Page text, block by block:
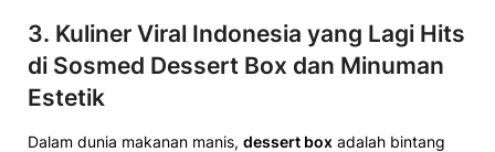
3. Kuliner Viral Indonesia yang Lagi Hits
di Sosmed Dessert Box dan Minuman
Estetik
Dalam dunia makanan manis, dessert box adalah bintang